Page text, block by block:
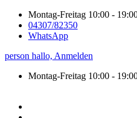
Montag-Freitag 10:00 -
04307/82350
WhatsApp
person hallo, Anmelden
Montag-Freitag 10:00 -